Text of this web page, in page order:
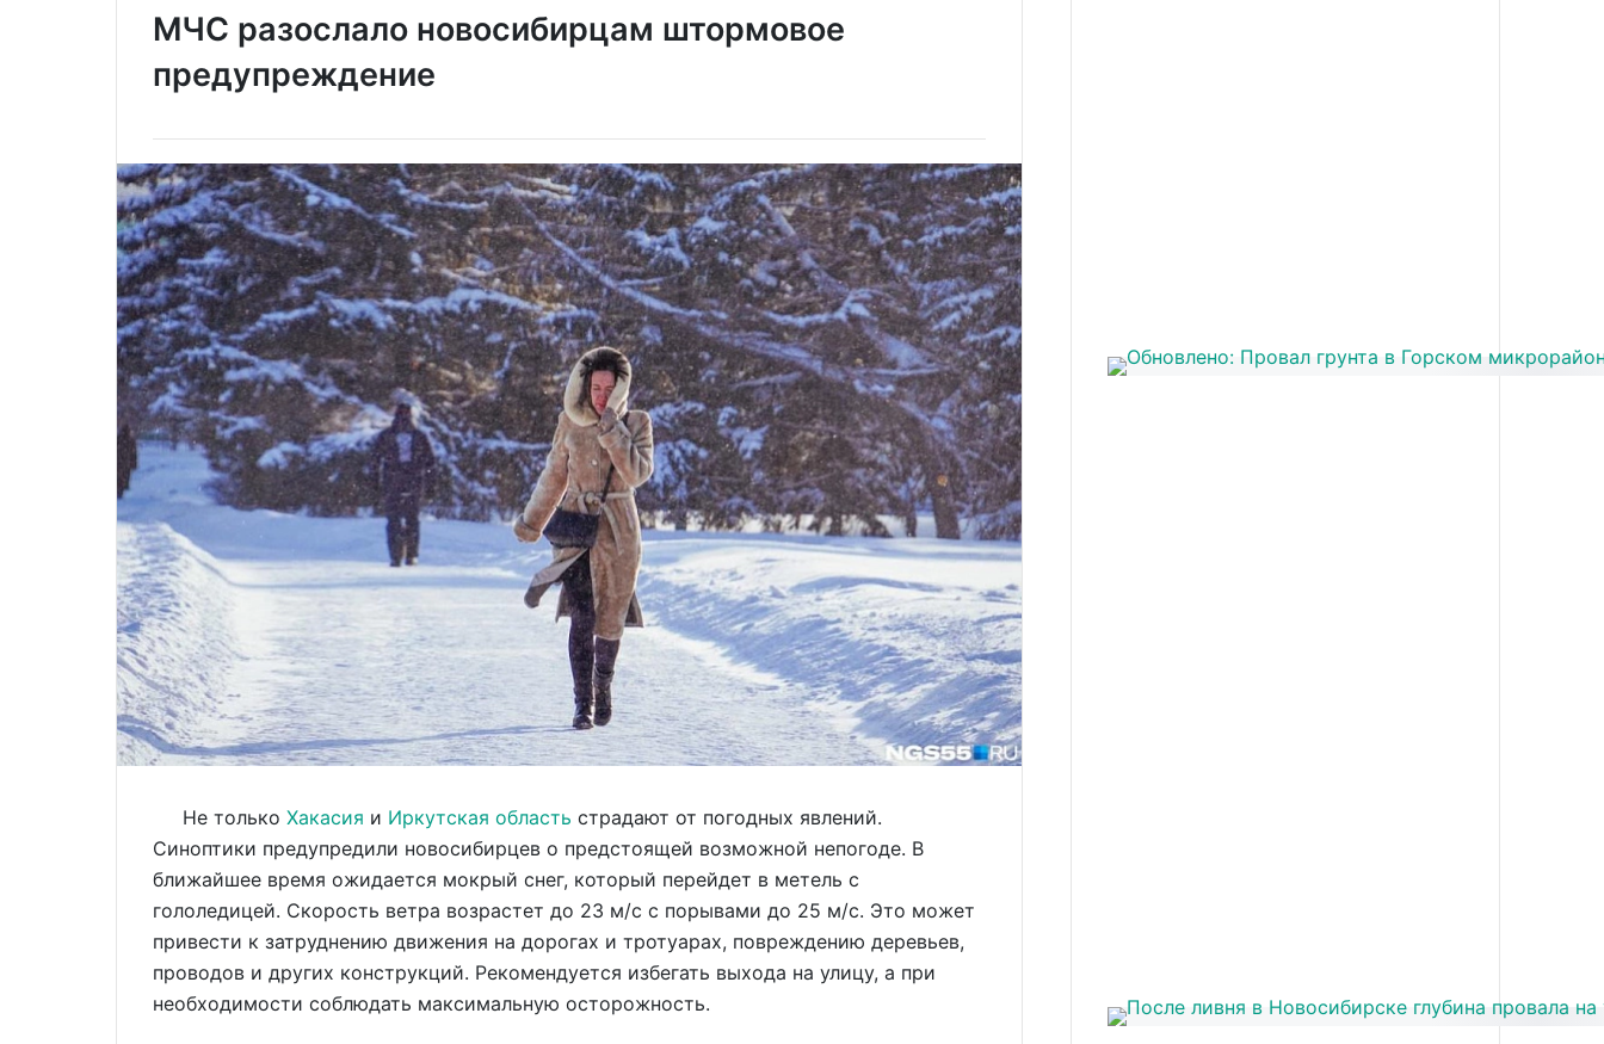
МЧС разослало новосибирцам штормовое
предупреждение
Не только Хакасия и Иркутская область страдают от погодных явлений.
Синоптики предупредили новосибирцев о предстоящей возможной непогоде. В
ближайшее время ожидается мокрый снег, который перейдет в метель с
гололедицей. Скорость ветра возрастет до 23 м/с с порывами до 25 м/с. Это может
привести к затруднению движения на дорогах и тротуарах, повреждению деревьев,
проводов и других конструкций. Рекомендуется избегать выхода на улицу, а при
необходимости соблюдать максимальную осторожность.